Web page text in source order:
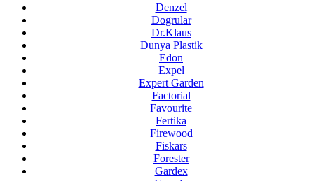
Denzel
Dogrular
Dr.Klaus
Dunya Plastik
Edon
Expel
Expert Garden
Factorial
Favourite
Fertika
Firewood
Fiskars
Forester
Gardex